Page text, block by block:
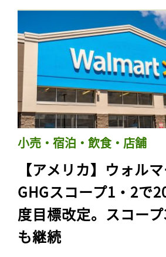
小売・宿泊・飲食・店舗
【アメリカ】ウォルマ
GHGスコープ1・2で
度目標改定。スコー
も継続